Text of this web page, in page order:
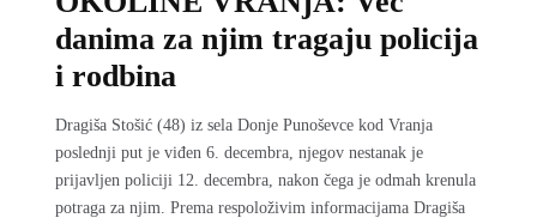
danima za njim tragaju policija
i rodbina
Dragiša Stošić (48) iz sela Donje Punoševce kod Vranja
poslednji put je viđen 6. decembra, njegov nestanak je
prijavlјen policiji 12. decembra, nakon čega je odmah krenula
potraga za njim. Prema respoloživim informacijama Dragiša